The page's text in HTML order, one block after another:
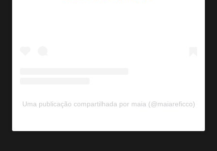
Uma publicação compartilhada por maia (@maiareficco)